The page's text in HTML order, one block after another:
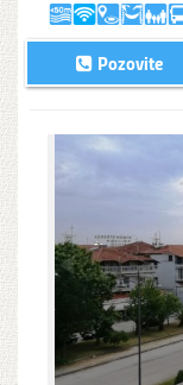
Pozovite